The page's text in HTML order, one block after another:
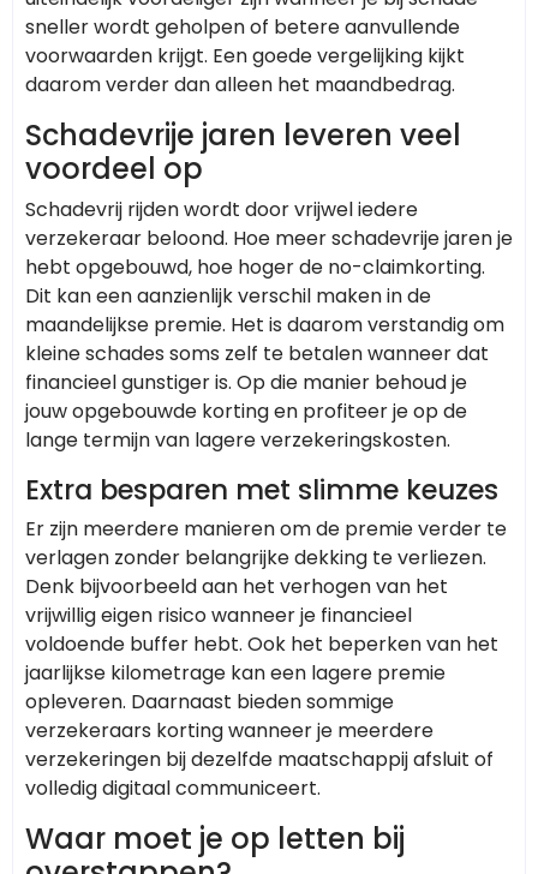
sneller wordt geholpen of betere aanvullende
voorwaarden krijgt. Een goede vergelijking kijkt
daarom verder dan alleen het maandbedrag.
Schadevrije jaren leveren veel
voordeel op
Schadevrij rijden wordt door vrijwel iedere
verzekeraar beloond. Hoe meer schadevrije jaren je
hebt opgebouwd, hoe hoger de no-claimkorting.
Dit kan een aanzienlijk verschil maken in de
maandelijkse premie. Het is daarom verstandig om
kleine schades soms zelf te betalen wanneer dat
financieel gunstiger is. Op die manier behoud je
jouw opgebouwde korting en profiteer je op de
lange termijn van lagere verzekeringskosten.
Extra besparen met slimme keuzes
Er zijn meerdere manieren om de premie verder te
verlagen zonder belangrijke dekking te verliezen.
Denk bijvoorbeeld aan het verhogen van het
vrijwillig eigen risico wanneer je financieel
voldoende buffer hebt. Ook het beperken van het
jaarlijkse kilometrage kan een lagere premie
opleveren. Daarnaast bieden sommige
verzekeraars korting wanneer je meerdere
verzekeringen bij dezelfde maatschappij afsluit of
volledig digitaal communiceert.
Waar moet je op letten bij